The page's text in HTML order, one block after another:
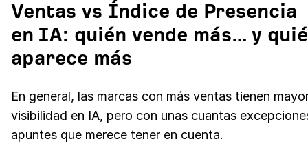
Ventas vs Índice de Presencia
en IA: quién vende más… y
aparece más
En general, las marcas con más ventas tienen
visibilidad en IA, pero con unas cuantas
apuntes que merece tener en cuenta.